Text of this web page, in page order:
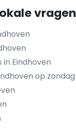
vragen
Eindhoven
op zondag